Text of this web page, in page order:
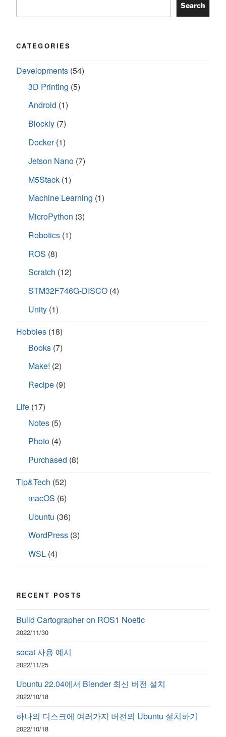
Search
CATEGORIES
Developments (54)
3D Printing (5)
Android (1)
Blockly (7)
Docker(1)
Jetson Nano (7)
M5Stack (1)
Machine Learning (1)
MicroPython (3)
Robotics (1)
ROS (8)
Scratch (12)
STM32F746G-DISCO (4)
Unity (1)
Hobbies (18)
Books (7)
Make! (2)
Recipe (9)
Life (17)
Notes (5)
Photo (4)
Purchased (8)
Tip&Tech (52)
macOS (6)
Ubuntu (36)
WordPress (3)
WSL (4)
RECENT POSTS
Build Cartographer on ROS1 Noetic
2022/11/30
socat 사용 예시
2022/11/25
Ubuntu 22.04에서 Blender 최신 버전 설치
2022/10/18
하나의 디스크에 여러가지 버전의 Ubuntu 설치하기
2022/10/18